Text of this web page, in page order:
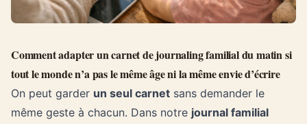
Comment adapter un carnet de journaling familial du matin si
tout le monde n’a pas le même âge ni la même envie d’écrire
On peut garder un seul carnet sans demander le
même geste à chacun. Dans notre journal familial